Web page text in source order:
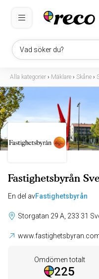
Vad söker du?
Alla kategorier › Mäklare › Skåne ›
Fastighetsbyrån
En del avFastighetsbyrån
Omdömen totalt
225